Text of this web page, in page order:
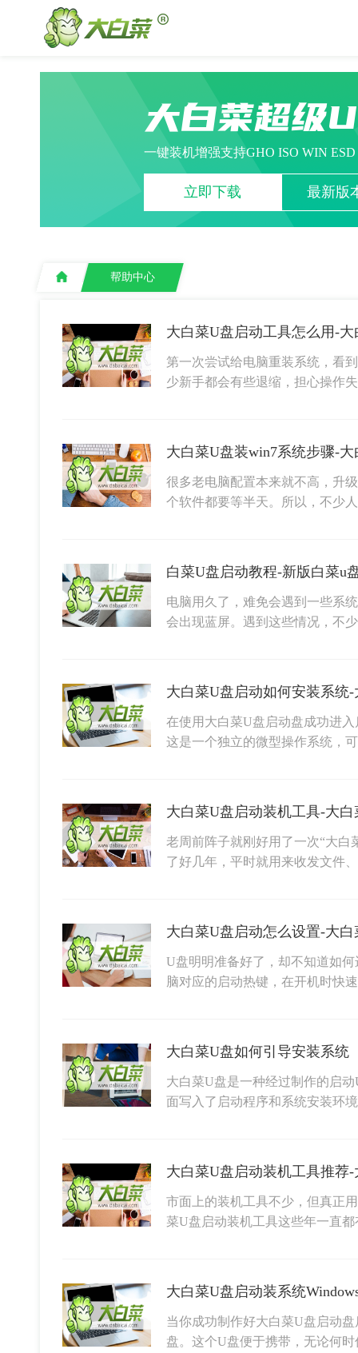
大白菜超级
一键装机增强支持GHO ISO WIN
立即下载 最新版
帮助中心
大白菜U盘启动工具怎么用-
第一次尝试给电脑重装系统，看
少新手都会有些退缩，担心操作
大白菜U盘装win7系统步骤-
很多老电脑配置本来就不高，升
个软件都要等半天。所以，不少
白菜U盘启动教程-新版白菜u
电脑用久了，难免会遇到一些系
会出现蓝屏。遇到这些情况，不
大白菜U盘启动如何安装系统
在使用大白菜U盘启动盘成功进
这是一个独立的微型操作系统，
大白菜U盘启动装机工具-大
老周前阵子就刚好用了一次“大白
了好几年，平时就用来收发文件
大白菜U盘启动怎么设置-大
U盘明明准备好了，却不知道如
脑对应的启动热键，在开机时快
大白菜U盘如何引导安装系统
大白菜U盘是一种经过制作的启
面写入了启动程序和系统安装环
大白菜U盘启动装机工具推荐
市面上的装机工具不少，但真正
菜U盘启动装机工具这些年一直
大白菜U盘启动装系统
当你成功制作好大白菜U盘启动
盘。这个U盘便于携带，无论何